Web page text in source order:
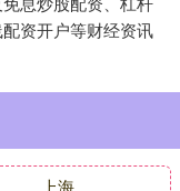
资开户等财经资讯
上海